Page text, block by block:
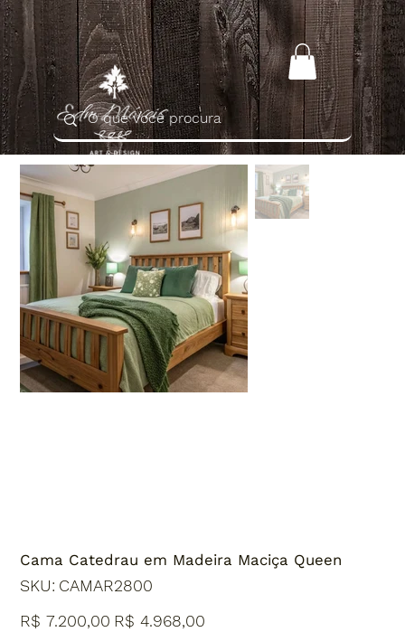
Home >Cama Catedrau em Madeira Maciça Queen
Cama Catedrau em Madeira Maciça Queen
SKU:
SKU
CAMAR2800
CAMAR2800
Preço
original
R$ 7.200,00 Preço
promocional
R$ 4.968,00